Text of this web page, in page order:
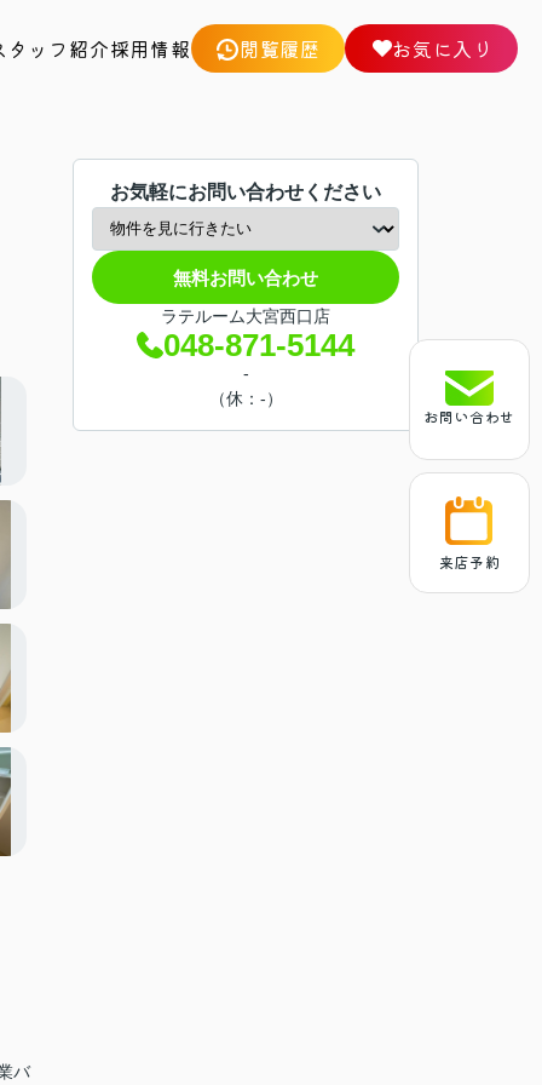
タッフ紹介採用情報 閲覧履歴 お気に入り
お問い合わせ
来店予約
バ
お気軽にお問い合わせください
無料お問い合わせ
ラテルーム大宮西口店
048-871-5144
-
（休：-）